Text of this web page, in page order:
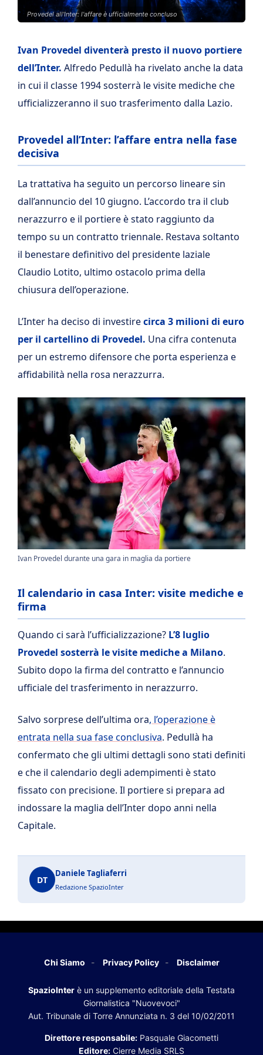
Provedel all'Inter: l'affare è ufficialmente concluso
Ivan Provedel diventerà presto il nuovo portiere
dell’Inter. Alfredo Pedullà ha rivelato anche la data
in cui il classe 1994 sosterrà le visite mediche che
ufficializzeranno il suo trasferimento dalla Lazio.
Provedel all’Inter: l’affare entra nella fase
decisiva
La trattativa ha seguito un percorso lineare sin
dall’annuncio del 10 giugno. L’accordo tra il club
nerazzurro e il portiere è stato raggiunto da
tempo su un contratto triennale. Restava soltanto
il benestare definitivo del presidente laziale
Claudio Lotito, ultimo ostacolo prima della
chiusura dell’operazione.
L’Inter ha deciso di investirecirca 3 milioni di euro
per il cartellino di Provedel. Una cifra contenuta
per un estremo difensore che porta esperienza e
affidabilità nella rosa nerazzurra.
Ivan Provedel durante una gara in maglia da portiere
Il calendario in casa Inter: visite mediche e
firma
Quando ci sarà l’ufficializzazione? L’8 luglio
Provedel sosterrà le visite mediche a Milano.
Subito dopo la firma del contratto e l’annuncio
ufficiale del trasferimento in nerazzurro.
Salvo sorprese dell’ultima ora, l’operazione è
entrata nella sua fase conclusiva. Pedullà ha
confermato che gli ultimi dettagli sono stati definiti
e che il calendario degli adempimenti è stato
fissato con precisione. Il portiere si prepara ad
indossare la maglia dell’Inter dopo anni nella
Capitale.
DT
Daniele Tagliaferri
Redazione SpazioInter
Chi Siamo Privacy Policy Disclaimer
SpazioInter è un supplemento editoriale della Testata
Giornalistica "Nuovevoci"
Aut. Tribunale di Torre Annunziata n. 3 del 10/02/2011
Direttore responsabile: Pasquale Giacometti
Editore: Cierre Media SRLS